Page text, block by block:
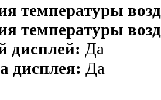
температуры
температуры
дисплей: Да
дисплея: Да